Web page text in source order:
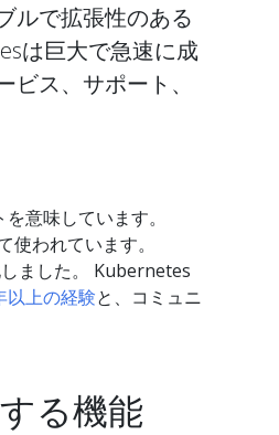
ルで拡張性のある
は巨大で急速に成
ス、サポート、
意味しています。
われています。
ました。 Kubernetes
上の経験と、コミュニ
る機能